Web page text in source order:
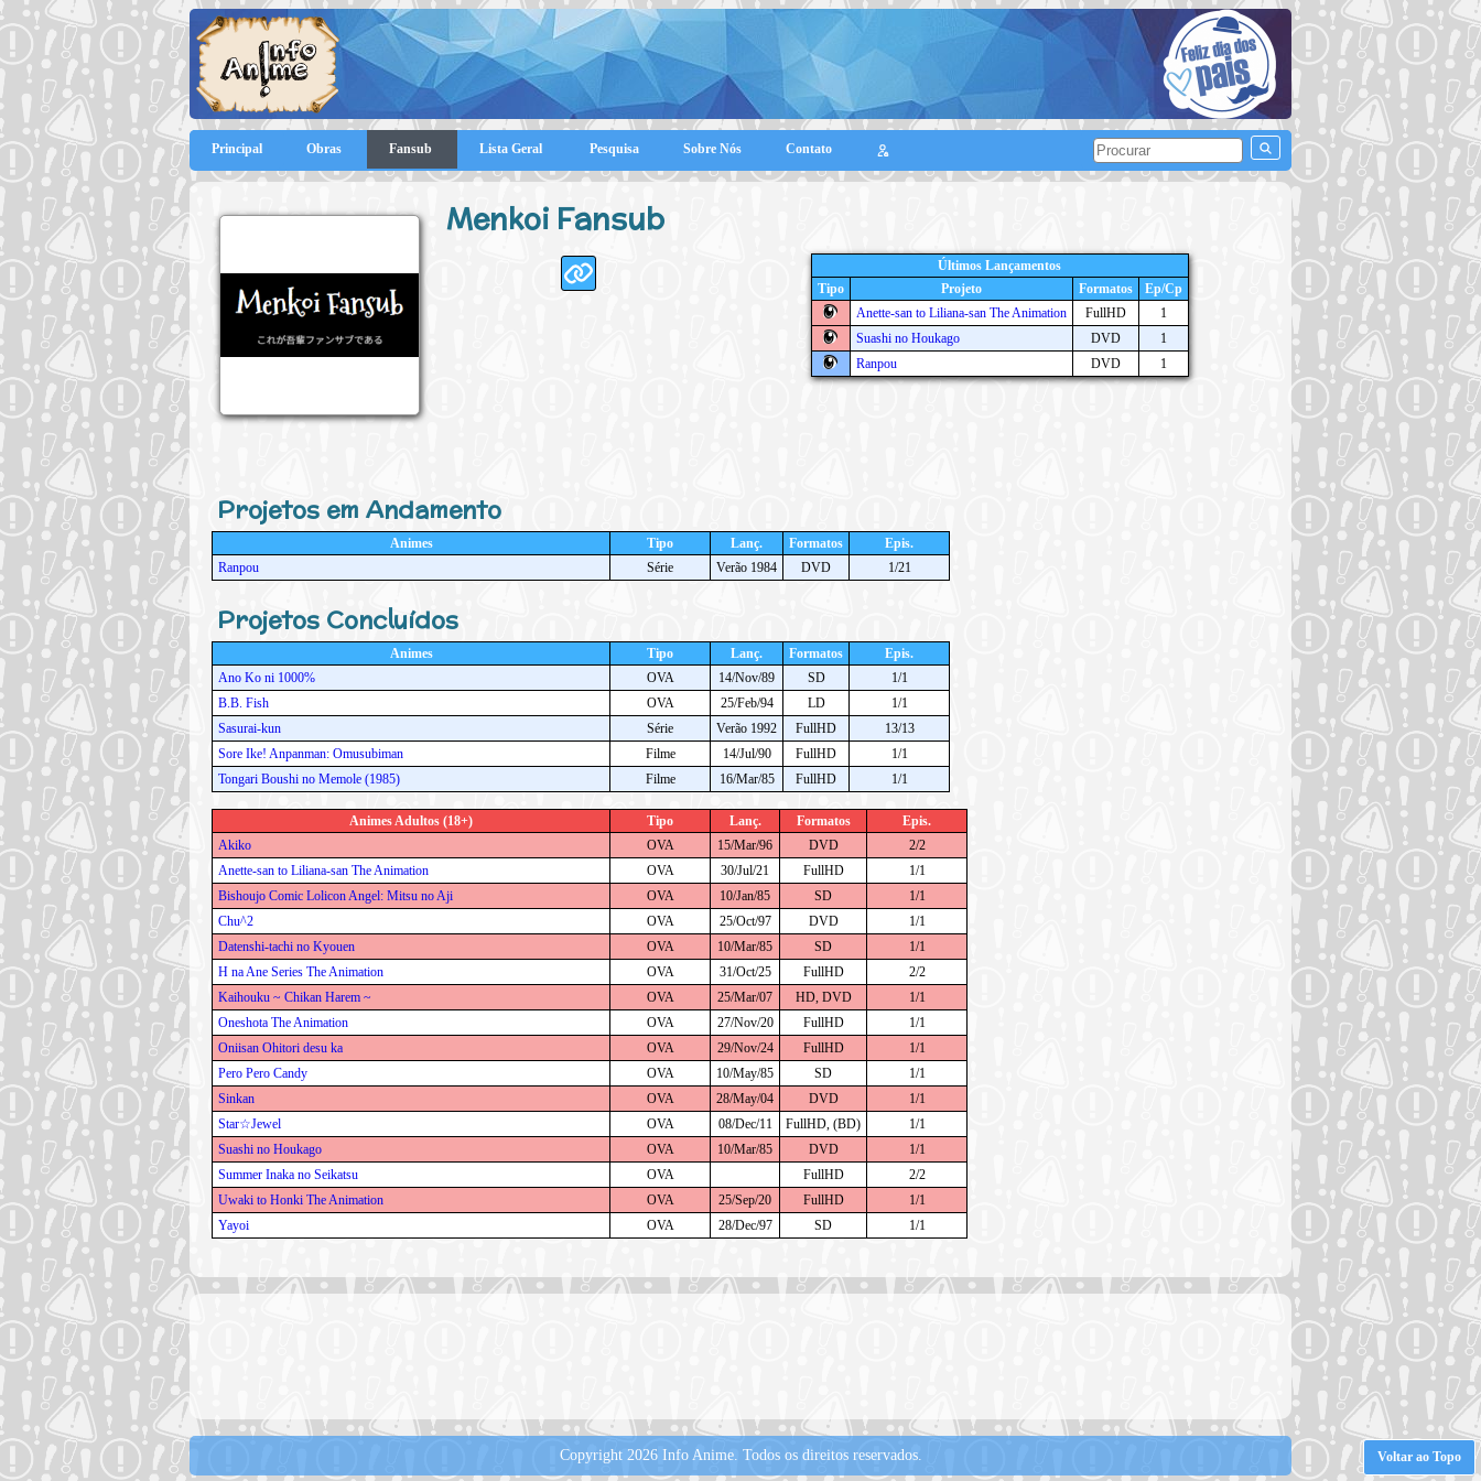
Principal Obras Fansub Lista Geral Pesquisa Sobre Nós Contato
Menkoi Fansub
Últimos Lançamentos
Tipo
Projeto Formatos
Ep/Cp
Anette-san to Liliana-san The Animation
FullHD
1
Suashi no Houkago
DVD
1
Ranpou
DVD 1
Projetos em Andamento
Animes Tipo Lanç. Formatos
Epis.
Ranpou
Série Verão 1984 DVD 1/21
Projetos Concluídos
Animes Tipo Lanç. Formatos
Epis.
Ano Ko ni 1000%
OVA 14/Nov/89 SD
1/1
B.B. Fish
OVA 25/Feb/94 LD
1/1
Sasurai-kun
Série Verão 1992 FullHD
13/13
Sore Ike! Anpanman: Omusubiman
Filme 14/Jul/90 FullHD
1/1
Tongari Boushi no Memole (1985)
Filme 16/Mar/85 FullHD 1/1
Animes Adultos (18+) Tipo Lanç. Formatos
Epis.
Akiko
OVA 15/Mar/96 DVD
2/2
Anette-san to Liliana-san The Animation
OVA 30/Jul/21 FullHD
1/1
Bishoujo Comic Lolicon Angel: Mitsu no Aji
OVA 10/Jan/85 SD
1/1
Chu^2
OVA 25/Oct/97 DVD
1/1
Datenshi-tachi no Kyouen
OVA 10/Mar/85 SD
1/1
H na Ane Series The Animation
OVA 31/Oct/25 FullHD
2/2
Kaihouku ~ Chikan Harem ~
OVA 25/Mar/07 HD, DVD
1/1
Oneshota The Animation
OVA 27/Nov/20 FullHD
1/1
Oniisan Ohitori desu ka
OVA 29/Nov/24 FullHD
1/1
Pero Pero Candy
OVA 10/May/85 SD
1/1
Sinkan
OVA 28/May/04 DVD
1/1
Star☆Jewel
OVA 08/Dec/11 FullHD, (BD)
1/1
Suashi no Houkago
OVA 10/Mar/85 DVD
1/1
Summer Inaka no Seikatsu
OVA FullHD
2/2
Uwaki to Honki The Animation
OVA 25/Sep/20 FullHD
1/1
Yayoi
OVA 28/Dec/97 SD 1/1
Voltar ao Topo
Copyright 2026 Info Anime. Todos os direitos reservados.